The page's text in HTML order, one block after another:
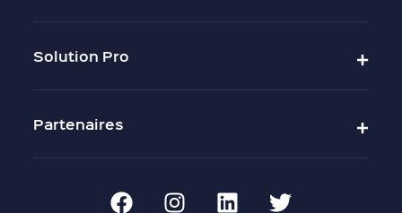
Solution Pro
Partenaires